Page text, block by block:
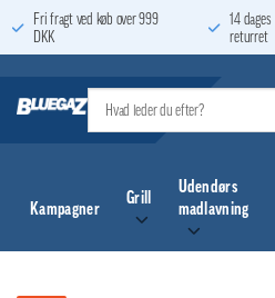
Fortsæt
til
Fri fragt ved køb over 999
DKK
14 dages
returret
Kampagner
Grill
Udendørs
madlavning